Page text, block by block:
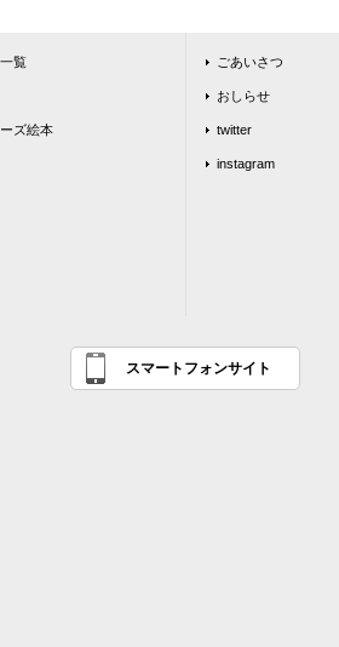
覧
ズ絵本
ごあいさつ
おしらせ
twitter
instagram
スマートフォンサイト